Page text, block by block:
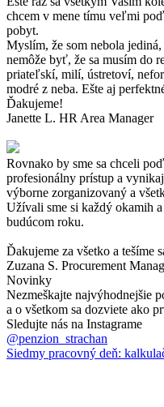
chcem v mene tímu veľmi
pobyt.
Myslím, že som nebola
nemôže byť, že sa musím do
priateľskí, milí, ústretoví,
modré z neba. Ešte aj
Ďakujeme!
Janette L. HR Area Manager
Rovnako by sme sa chceli
profesionálny prístup a
výborne zorganizovaný a
Užívali sme si každý okamih
budúcom roku.
Ďakujeme za všetko a tešíme
Zuzana S. Procurement
Novinky
Nezmeškajte najvýhodnejšie
a o všetkom sa dozviete ako
Sledujte nás na Instagrame
@penzion_strachan
Siedmy pracovný deň: